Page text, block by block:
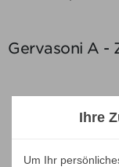
Gervasoni A -
Ihre
Um Ihr